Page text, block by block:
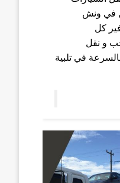
في ونش
كل
و نقل
في تلبية